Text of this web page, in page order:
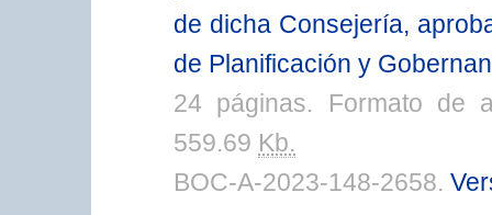
de dicha Consejería,
de Planificación y
24 páginas. Formato de
559.69 Kb.
BOC-A-2023-148-2658.